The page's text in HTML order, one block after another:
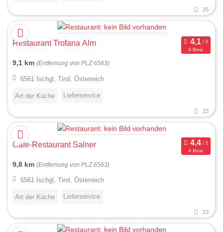
25
Restaurant Trofana Alm
4 Bew.
9,1 km (Entfernung von PLZ 6563)
6561 Ischgl, Tirol, Österreich
Art der Küche Lieferservice
23
Cafe-Restaurant Salner
4 Bew.
9,8 km (Entfernung von PLZ 6563)
6561 Ischgl, Tirol, Österreich
Art der Küche Lieferservice
23